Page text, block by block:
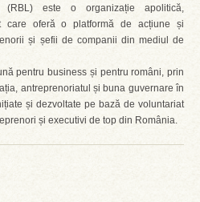
(RBL) este o organizație apolitică,
care oferă o platformă de acțiune și
și șefii de companii din mediul de
pentru business și pentru români, prin
antreprenoriatul și buna guvernare în
și dezvoltate pe bază de voluntariat
și executivi de top din România.